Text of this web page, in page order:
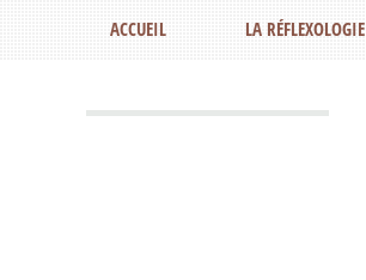
ACCUEIL LA RÉFLEXOLOGIE